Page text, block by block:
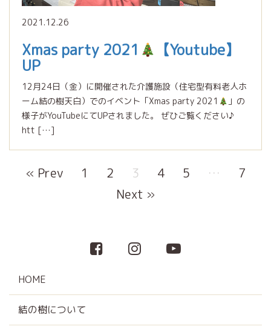
2021.12.26
Xmas party 2021 【Youtube】
UP
12月24日（金）に開催された介護施設（住宅型有料老人ホ
ーム結の樹天白）でのイベント「Xmas party 2021
」の
様子がYouTubeにてUPされました。 ぜひご覧ください♪
htt […]
« Prev 1 2 3 4 5 …
7
Next »
HOME
結の樹について